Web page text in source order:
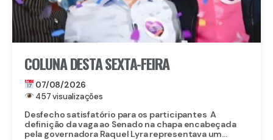
COLUNA DESTA SEXTA-FEIRA
07/08/2026
457 visualizações
Desfecho satisfatório para os participantes A
definição da vaga ao Senado na chapa encabeçada
pela governadora Raquel Lyra representava um...